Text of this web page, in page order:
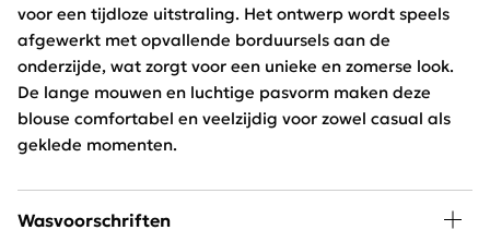
voor een tijdloze uitstraling. Het ontwerp wordt speels
afgewerkt met opvallende borduursels aan de
onderzijde, wat zorgt voor een unieke en zomerse look.
De lange mouwen en luchtige pasvorm maken deze
blouse comfortabel en veelzijdig voor zowel casual als
geklede momenten.
Wasvoorschriften